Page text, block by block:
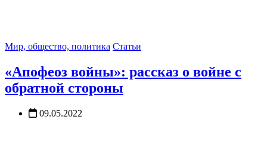
Мир, общество, политика Статьи
«Апофеоз войны»: рассказ о войне с
обратной стороны
09.05.2022